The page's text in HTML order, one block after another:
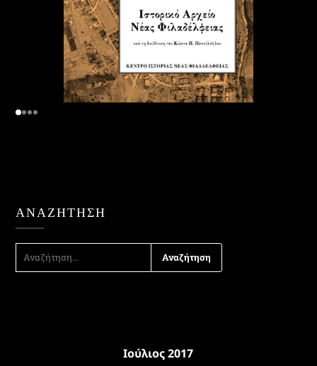
ΑΝΑΖΉΤΗΣΗ
ΑΝΑΖΉΤΗΣΗ
ΓΙΑ:
Ιούλιος 2017